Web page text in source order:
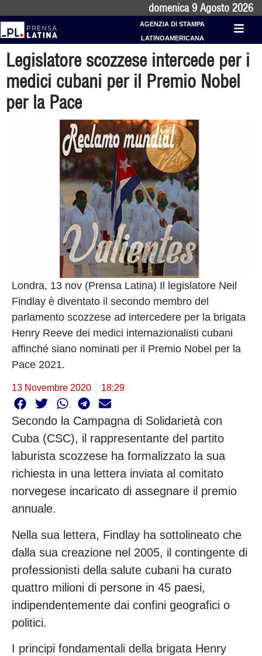
domenica 9 Agosto 2026
AGENZIA DI STAMPA
LATINOAMERICANA
Legislatore scozzese intercede per i
medici cubani per il Premio Nobel
per la Pace
Londra, 13 nov (Prensa Latina) Il legislatore Neil
Findlay è diventato il secondo membro del
parlamento scozzese ad intercedere per la brigata
Henry Reeve dei medici internazionalisti cubani
affinché siano nominati per il Premio Nobel per la
Pace 2021.
13 Novembre 2020 18:29
Secondo la Campagna di Solidarietà con
Cuba (CSC), il rappresentante del partito
laburista scozzese ha formalizzato la sua
richiesta in una lettera inviata al comitato
norvegese incaricato di assegnare il premio
annuale.
Nella sua lettera, Findlay ha sottolineato che
dalla sua creazione nel 2005, il contingente di
professionisti della salute cubani ha curato
quattro milioni di persone in 45 paesi,
indipendentemente dai confini geografici o
politici.
I principi fondamentali della brigata Henry